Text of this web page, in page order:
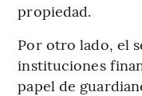
propiedad.
Por otro lado, el
instituciones
papel de